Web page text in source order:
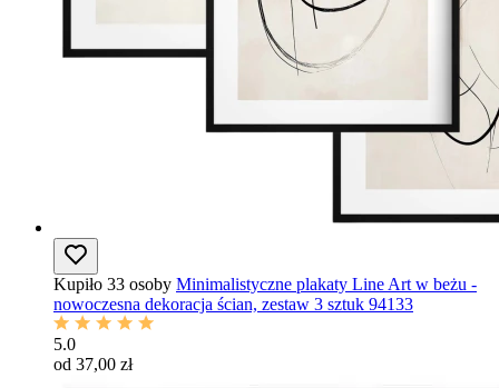
Kupiło 33 osoby Minimalistyczne plakaty Line Art w beżu -
nowoczesna dekoracja ścian, zestaw 3 sztuk 94133
5.0
od 37,00 zł